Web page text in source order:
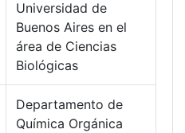
Universidad de
Buenos Aires en el
área de Ciencias
Biológicas
Departamento de
Química Orgánica